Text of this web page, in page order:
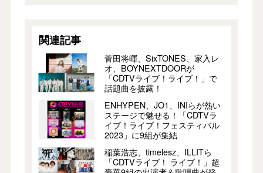
関連記事
菅田将暉、SixTONES、家入レ
オ、BOYNEXTDOORが
「CDTVライブ！ライブ！」で
話題曲を披露！
ENHYPEN、JO1、INIらが熱い
ステージで魅せる！「CDTVラ
イブ！ライブ！フェスティバル
2023」に9組が集結
稲葉浩志、timelesz、ILLITら
「CDTVライブ！ ライブ！」超